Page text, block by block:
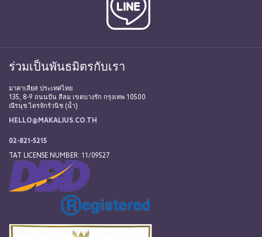
ร่วมเป็นพันธมิตรกับเรา
มาคาเลียส ประเทศไทย
135, 8-9 ถนนปัน สีลม เขตบางรัก กรุงเทพ 10500
ณีรนุช ไตรจักร์วนิช (น้ำ)
HELLO@MAKALIUS.CO.TH
02-821-5215
TAT LICENSE NUMBER: 11/09527